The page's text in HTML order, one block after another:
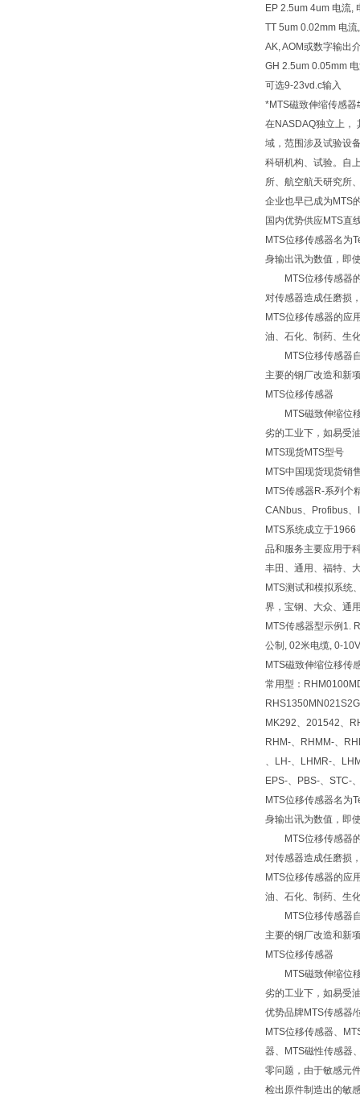
EP 2.5um 4um 电流,
TT 5um 0.02mm 电
AK, AOM或数字输出
GH 2.5um 0.05mm
可选9-23vd.c输入
*MTS磁致伸缩传感器
在NASDAQ独立上，
域，范围涉及试验设
科研机构、试验。自
所、航空航天研究所
企业也早已成为MTS
国内优势供应MTS直
MTS位移传感器名为
身输出讯为数值，即
MTS位移传感器的
对传感器造成任磨损
MTS位移传感器的应
油、石化、制药、生
MTS位移传感器自
主要的钢厂改造和新
MTS位移传感器
MTS磁致伸缩位移
劣的工业下，如易受
MTS现货MTS型号
MTS中国现货现货销
MTS传感器R-系列个
CANbus、Profibus、
MTS系统成立于
品和服务主要应用于
丰田、通用、福特、
MTS测试和模拟系统
界，宝钢、大众、通
MTS传感器型示例1.
公制, 02米电缆, 0-
MTS磁致伸缩位移传
常用型：
MK292、201542、
RHM-、RHMM-、
、LH-、LHMR-、
EPS-、PBS-、STC-
MTS位移传感器名为
身输出讯为数值，即
MTS位移传感器的
对传感器造成任磨损
MTS位移传感器的应
油、石化、制药、生
MTS位移传感器自
主要的钢厂改造和新
MTS位移传感器
MTS磁致伸缩位移
劣的工业下，如易受
优势品牌MTS传感器/
MTS位移传感器、
器、MTS磁性传感器
零问题，由于敏感元
检出原件制造出的敏